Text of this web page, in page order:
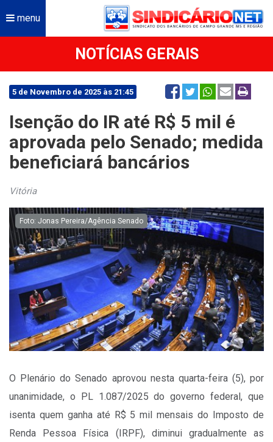
menu
NOTÍCIAS GERAIS
5 de Novembro de 2025 às 21:45
Isenção do IR até R$ 5 mil é
aprovada pelo Senado; medida
beneficiará bancários
Vitória
Foto: Jonas Pereira/Agência Senado
O Plenário do Senado aprovou nesta quarta-feira (5), por
unanimidade, o PL 1.087/2025 do governo federal, que
isenta quem ganha até R$ 5 mil mensais do Imposto de
Renda Pessoa Física (IRPF), diminui gradualmente as